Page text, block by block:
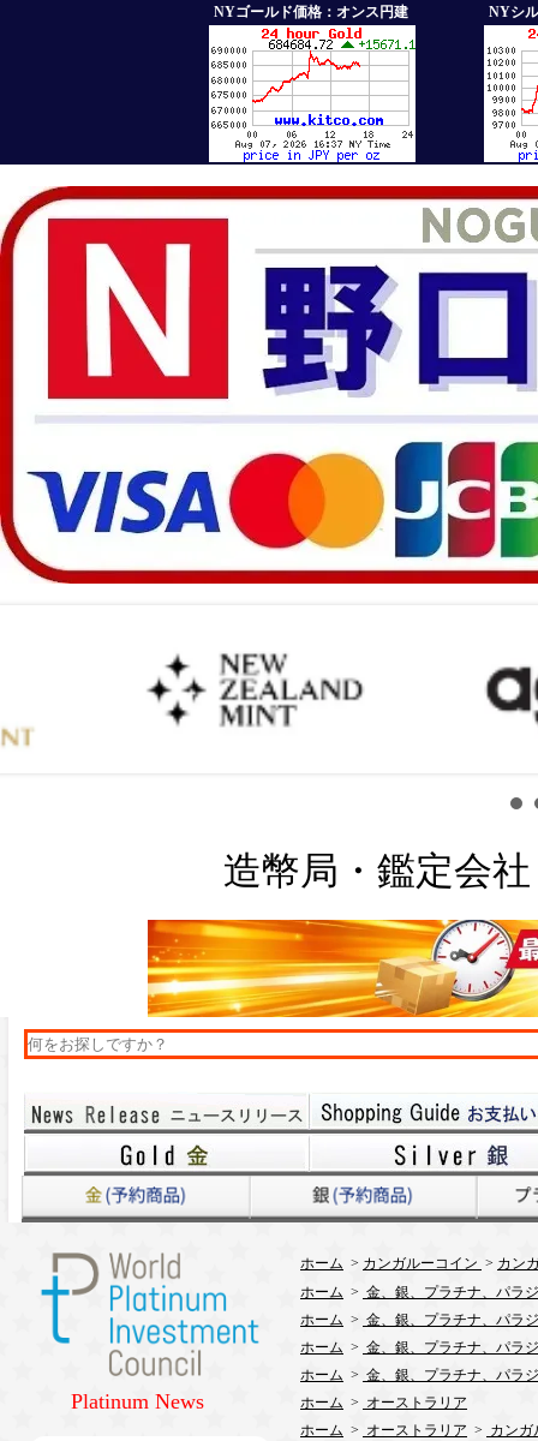
NYゴールド価格：オンス円建 NYシ
造幣局・鑑定会
Platinum News
ホーム > カンガルーコイン > カン
ホーム > 金、銀、プラチナ、パラ
ホーム > 金、銀、プラチナ、パラ
ホーム > 金、銀、プラチナ、パラ
ホーム > 金、銀、プラチナ、パラ
ホーム > オーストラリア
ホーム > オーストラリア > カンガ